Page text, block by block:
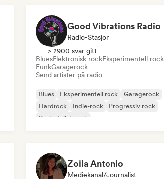
Good Vibrations Radio
Radio-Stasjon
> 2900 svar gitt
BluesElektronisk rockEksperimentell rock
FunkGaragerock
Send artister på radio
Blues Eksperimentell rock
Garagerock
Hardrock
Indie-rock
Progressiv rock
Psykedelisk rock
Zoila Antonio
Mediekanal/journalist